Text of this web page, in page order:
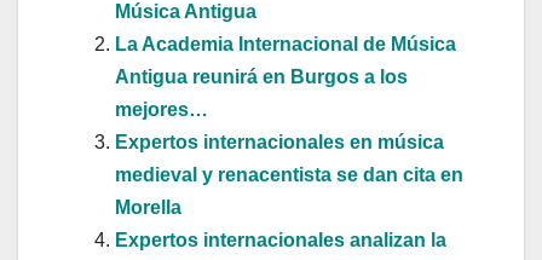
Música Antigua
La Academia Internacional de Música
Antigua reunirá en Burgos a los
mejores…
Expertos internacionales en música
medieval y renacentista se dan cita en
Morella
Expertos internacionales analizan la